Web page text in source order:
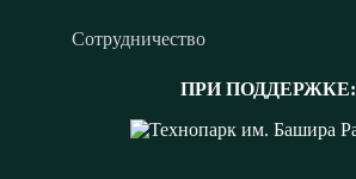
Сотрудничество
ПРИ ПОДДЕРЖКЕ: